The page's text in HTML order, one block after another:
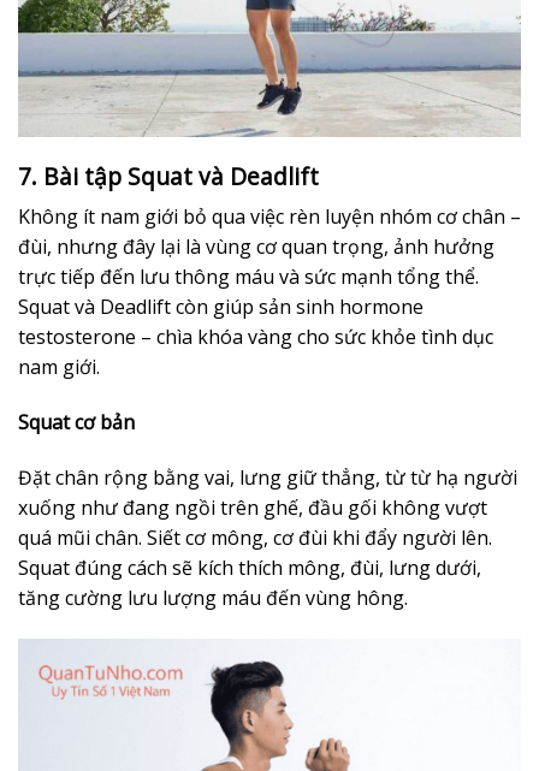
7. Bài tập Squat và Deadlift
Không ít nam giới bỏ qua việc rèn luyện nhóm cơ chân –
đùi, nhưng đây lại là vùng cơ quan trọng, ảnh hưởng
trực tiếp đến lưu thông máu và sức mạnh tổng thể.
Squat và Deadlift còn giúp sản sinh hormone
testosterone – chìa khóa vàng cho sức khỏe tình dục
nam giới.
Squat cơ bản
Đặt chân rộng bằng vai, lưng giữ thẳng, từ từ hạ người
xuống như đang ngồi trên ghế, đầu gối không vượt
quá mũi chân. Siết cơ mông, cơ đùi khi đẩy người lên.
Squat đúng cách sẽ kích thích mông, đùi, lưng dưới,
tăng cường lưu lượng máu đến vùng hông.